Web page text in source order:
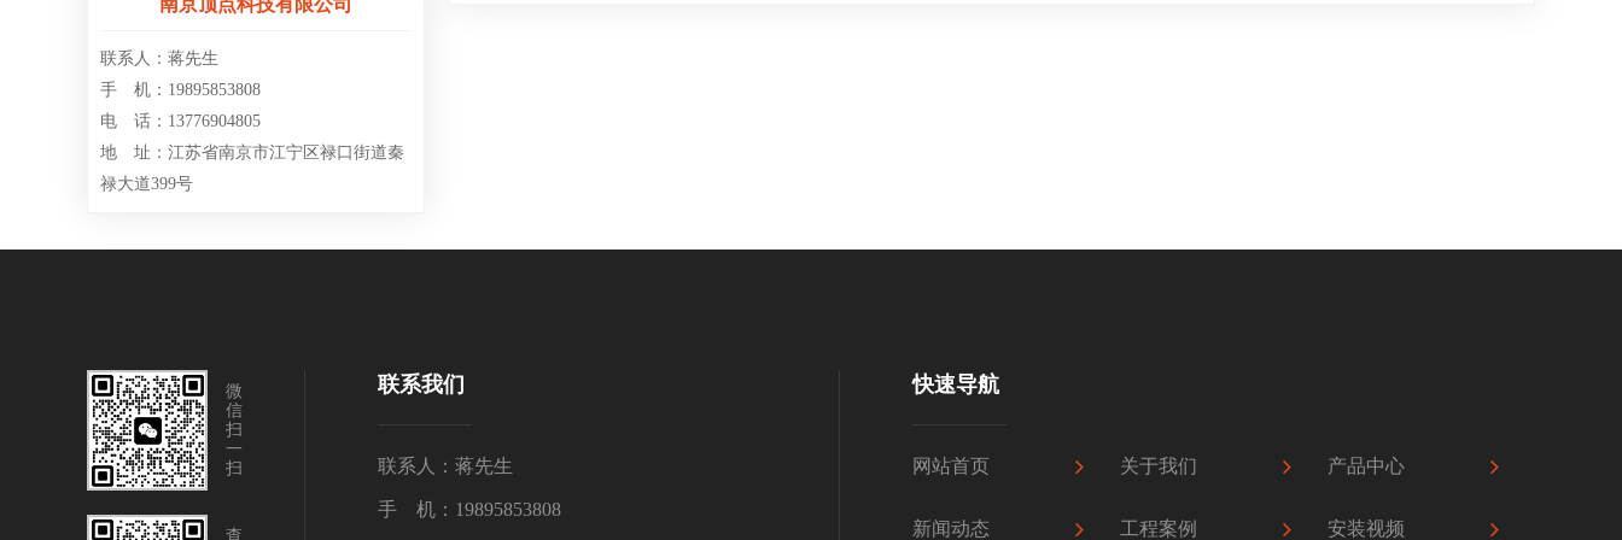
南京顶点科技有限公司
联系人：蒋先生
手 机：19895853808
电 话：13776904805
地 址：江苏省南京市江宁区禄口街道秦
禄大道399号
微
信
扫
一
扫
查
联系我们
联系人：蒋先生
手 机：19895853808
快速导航
网站首页 关于我们 产品中心
新闻动态 工程案例 安装视频